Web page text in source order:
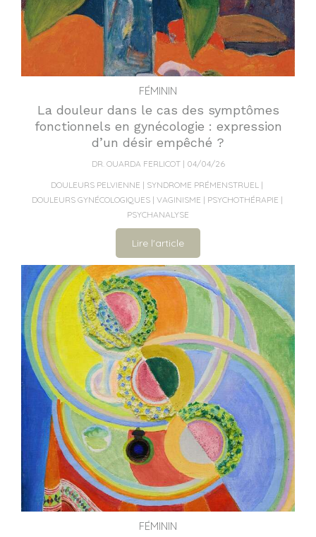
FÉMININ
La douleur dans le cas des symptômes
fonctionnels en gynécologie : expression
d’un désir empêché ?
DR. OUARDA FERLICOT
04/04/26
DOULEURS PELVIENNE
SYNDROME PRÉMENSTRUEL
DOULEURS GYNÉCOLOGIQUES
VAGINISME
PSYCHOTHÉRAPIE
PSYCHANALYSE
Lire l'article
FÉMININ